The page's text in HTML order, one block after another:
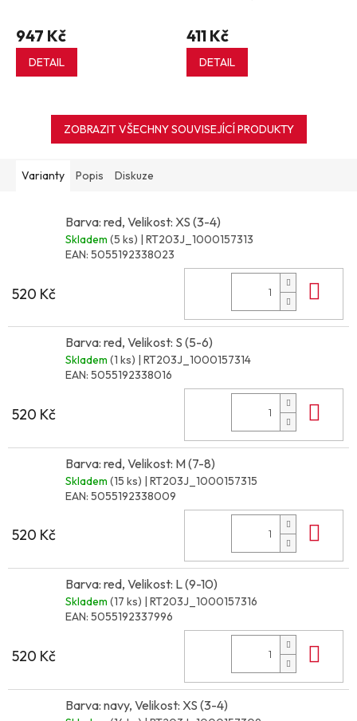
947 Kč
DETAIL
411 Kč
DETAIL
ZOBRAZIT VŠECHNY SOUVISEJÍCÍ PRODUKTY
Varianty Popis Diskuze
Barva: red, Velikost: XS (3-4)
Skladem (5 ks) | RT203J_1000157313
EAN: 5055192338023
520 Kč
Barva: red, Velikost: S (5-6)
Skladem (1 ks) | RT203J_1000157314
EAN: 5055192338016
520 Kč
Barva: red, Velikost: M (7-8)
Skladem (15 ks) | RT203J_1000157315
EAN: 5055192338009
520 Kč
Barva: red, Velikost: L (9-10)
Skladem (17 ks) | RT203J_1000157316
EAN: 5055192337996
520 Kč
Barva: navy, Velikost: XS (3-4)